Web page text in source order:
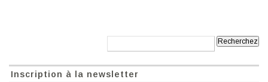
Inscription à la newsletter